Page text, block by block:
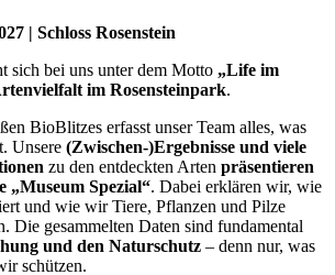
| Schloss Rosenstein
sich bei uns unter dem Motto „Life im
im Rosensteinpark.
BioBlitzes erfasst unser Team alles, was
Unsere (Zwischen-)Ergebnisse und viele
zu den entdeckten Arten präsentieren
„Museum Spezial“. Dabei erklären wir, wie
und wie wir Tiere, Pflanzen und Pilze
Die gesammelten Daten sind fundamental
und den Naturschutz – denn nur, was
schützen.